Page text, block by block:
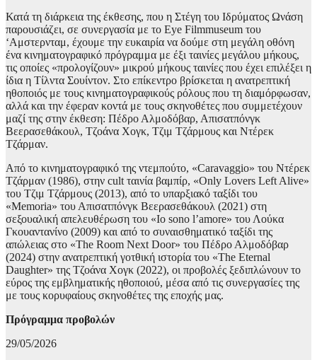
Κατά τη διάρκεια της έκθεσης, που η Στέγη του Ιδρύματος Ωνάση
παρουσιάζει, σε συνεργασία με το Eye Filmmuseum του
‘Αμστερνταμ, έχουμε την ευκαιρία να δούμε στη μεγάλη οθόνη
ένα κινηματογραφικό πρόγραμμα με έξι ταινίες μεγάλου μήκους,
τις οποίες «προλογίζουν» μικρού μήκους ταινίες που έχει επιλέξει η
ίδια η Τίλντα Σουίντον. Στο επίκεντρο βρίσκεται η ανατρεπτική
ηθοποιός με τους κινηματογραφικούς ρόλους που τη διαμόρφωσαν,
αλλά και την έφεραν κοντά με τους σκηνοθέτες που συμμετέχουν
μαζί της στην έκθεση: Πέδρο Αλμοδόβαρ, Απισατπόνγκ
Βεερασεθάκουλ, Τζοάνα Χογκ, Τζιμ Τζάρμους και Ντέρεκ
Τζάρμαν.
Από το κινηματογραφικό της ντεμπούτο, «Caravaggio» του Ντέρεκ
Τζάρμαν (1986), στην cult ταινία βαμπίρ, «Only Lovers Left Alive»
του Τζιμ Τζάρμους (2013), από το υπαρξιακό ταξίδι του
«Memoria» του Απισατπόνγκ Βεερασεθάκουλ (2021) στη
σεξουαλική απελευθέρωση του «Io sono l’amore» του Λούκα
Γκουαντανίνο (2009) και από τo συναισθηματικό ταξίδι της
απώλειας στο «The Room Next Door» του Πέδρο Αλμοδόβαρ
(2024) στην ανατρεπτική γοτθική ιστορία του «The Eternal
Daughter» της Τζοάνα Χογκ (2022), οι προβολές ξεδιπλώνουν το
εύρος της εμβληματικής ηθοποιού, μέσα από τις συνεργασίες της
με τους κορυφαίους σκηνοθέτες της εποχής μας.
Πρόγραμμα προβολών
29/05/2026